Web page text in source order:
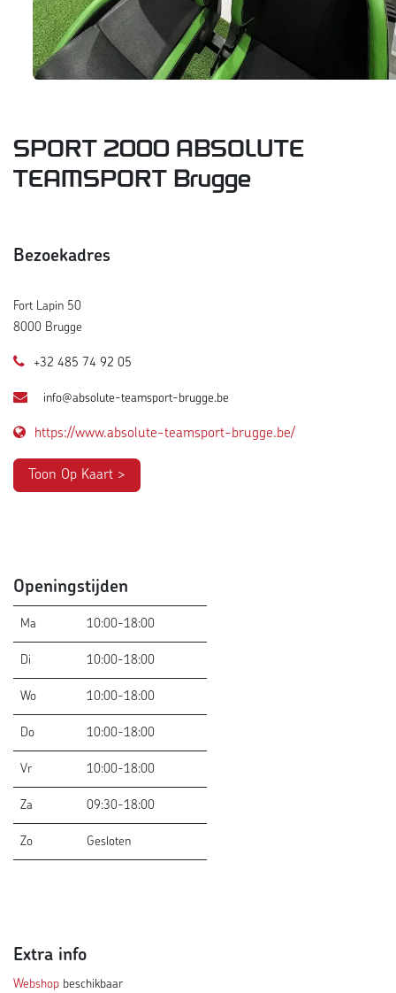
SPORT 2000 ABSOLUTE
TEAMSPORT Brugge
Bezoekadres
Fort Lapin 50
8000 Brugge
+32 485 74 92 05
info@absolute-teamsport-brugge.be
https://www.absolute-teamsport-brugge.be/
Toon Op Kaart >
Openingstijden ​
Ma 10:00-18:00
Di 10:00-18:00
Wo 10:00-18:00
Do 10:00-18:00
Vr 10:00-18:00
Za 09:30-18:00
Zo Gesloten
Extra info
Webshop beschikbaar